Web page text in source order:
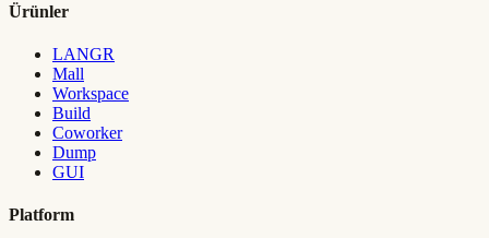
Ürünler
LANGR
Mall
Workspace
Build
Coworker
Dump
GUI
Platform